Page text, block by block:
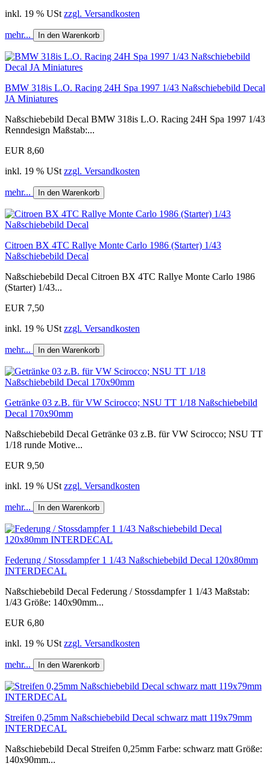
inkl. 19 % USt zzgl. Versandkosten
mehr... In den Warenkorb
BMW 318is L.O. Racing 24H Spa 1997 1/43 Naßschiebebild Decal
JA Miniatures
Naßschiebebild Decal BMW 318is L.O. Racing 24H Spa 1997 1/43
Renndesign Maßstab:...
EUR 8,60
inkl. 19 % USt zzgl. Versandkosten
mehr... In den Warenkorb
Citroen BX 4TC Rallye Monte Carlo 1986 (Starter) 1/43
Naßschiebebild Decal
Naßschiebebild Decal Citroen BX 4TC Rallye Monte Carlo 1986
(Starter) 1/43...
EUR 7,50
inkl. 19 % USt zzgl. Versandkosten
mehr... In den Warenkorb
Getränke 03 z.B. für VW Scirocco; NSU TT 1/18 Naßschiebebild
Decal 170x90mm
Naßschiebebild Decal Getränke 03 z.B. für VW Scirocco; NSU TT
1/18 runde Motive...
EUR 9,50
inkl. 19 % USt zzgl. Versandkosten
mehr... In den Warenkorb
Federung / Stossdampfer 1 1/43 Naßschiebebild Decal 120x80mm
INTERDECAL
Naßschiebebild Decal Federung / Stossdampfer 1 1/43 Maßstab:
1/43 Größe: 140x90mm...
EUR 6,80
inkl. 19 % USt zzgl. Versandkosten
mehr... In den Warenkorb
Streifen 0,25mm Naßschiebebild Decal schwarz matt 119x79mm
INTERDECAL
Naßschiebebild Decal Streifen 0,25mm Farbe: schwarz matt Größe:
140x90mm...